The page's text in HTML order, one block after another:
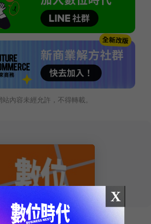
站內容未經允許，不得轉載。
X